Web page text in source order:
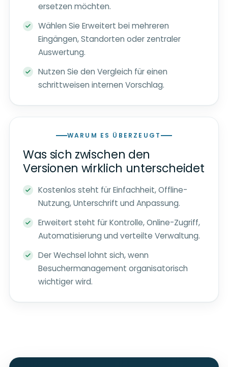
ersetzen möchten.
Wählen Sie Erweitert bei mehreren
Eingängen, Standorten oder zentraler
Auswertung.
Nutzen Sie den Vergleich für einen
schrittweisen internen Vorschlag.
WARUM ES ÜBERZEUGT
Was sich zwischen den
Versionen wirklich unterscheidet
Kostenlos steht für Einfachheit, Offline-
Nutzung, Unterschrift und Anpassung.
Erweitert steht für Kontrolle, Online-Zugriff,
Automatisierung und verteilte Verwaltung.
Der Wechsel lohnt sich, wenn
Besuchermanagement organisatorisch
wichtiger wird.